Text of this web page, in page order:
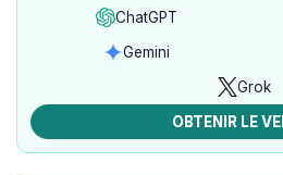
ChatGPT
Ouvrir
avec
Gemini
Ouvrir
Gemini
Grok
Ouvrir
avec
Grok
OBTENIR LE